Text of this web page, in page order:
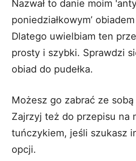
Nazwał to danie moim
poniedziałkowym’
Dlatego uwielbiam ten
prosty i szybki. Sprawdzi
obiad do pudełka.
Możesz go zabrać ze sobą
Zajrzyj też do przepisu na
tuńczykiem, jeśli szukasz
opcji.